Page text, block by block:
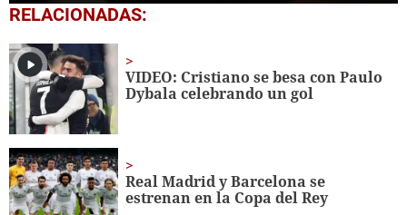
0
seconds
1
minute,
46
seconds
RELACIONADAS:
VIDEO: Cristiano se besa con Paulo
Dybala celebrando un gol
Real Madrid y Barcelona se
estrenan en la Copa del Rey